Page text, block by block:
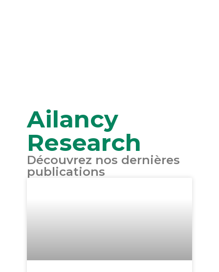
Ailancy
Research
Découvrez nos dernières
publications